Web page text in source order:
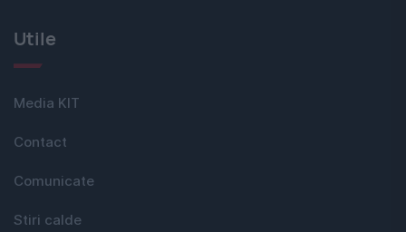
Utile
Media KIT
Contact
Comunicate
Stiri calde